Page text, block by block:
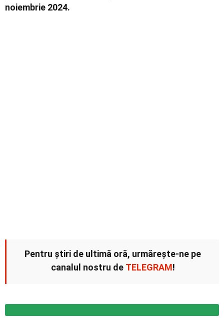
noiembrie 2024.
Pentru știri de ultimă oră, urmărește-ne pe
canalul nostru de TELEGRAM!